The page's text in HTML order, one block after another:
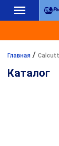
Главная /
Каталог